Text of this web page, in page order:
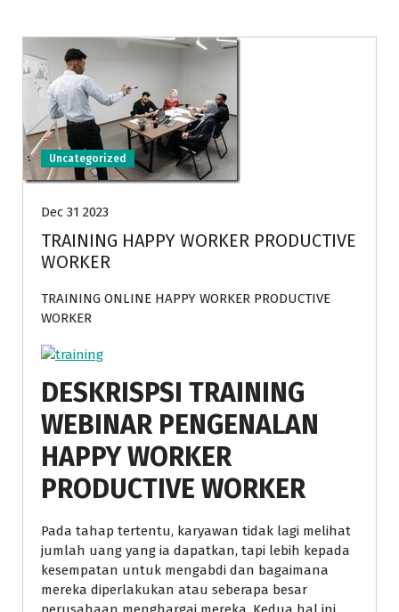
Uncategorized
Dec 31 2023
TRAINING HAPPY WORKER PRODUCTIVE
WORKER
TRAINING ONLINE HAPPY WORKER PRODUCTIVE
WORKER
DESKRISPSI TRAINING
WEBINAR PENGENALAN
HAPPY WORKER
PRODUCTIVE WORKER
Pada tahap tertentu, karyawan tidak lagi melihat
jumlah uang yang ia dapatkan, tapi lebih kepada
kesempatan untuk mengabdi dan bagaimana
mereka diperlakukan atau seberapa besar